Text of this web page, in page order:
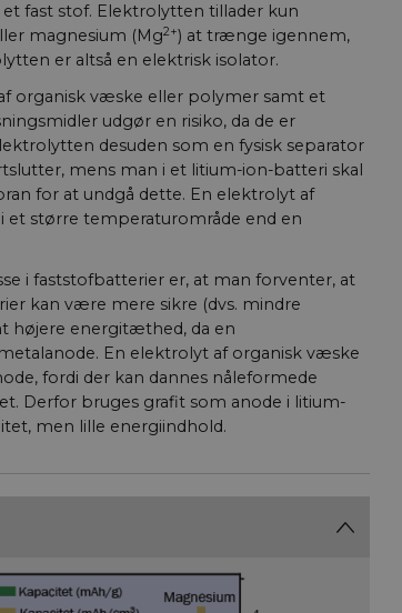
fast stof. Elektrolytten tillader kun
magnesium (Mg2+) at trænge igennem,
er altså en elektrisk isolator.
organisk væske eller polymer samt et
udgør en risiko, da de er
desuden som en fysisk separator
mens man i et litium-ion-batteri skal
for at undgå dette. En elektrolyt af
et større temperaturområde end en
i faststofbatterier er, at man forventer, at
kan være mere sikre (dvs. mindre
højere energitæthed, da en
En elektrolyt af organisk væske
fordi der kan dannes nåleformede
Derfor bruges grafit som anode i litium-
men lille energiindhold.